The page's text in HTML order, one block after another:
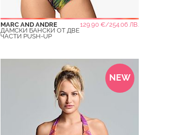
MARC AND ANDRE
129.90 €/254.06 ЛВ.
ДАМСКИ БАНСКИ ОТ ДВЕ
ЧАСТИ PUSH-UP
NEW